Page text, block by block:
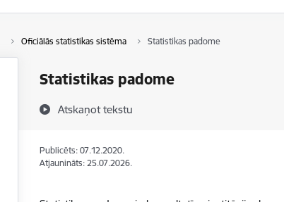
Oficiālās statistikas sistēma Statistikas padome
Statistikas padome
Atskaņot tekstu
Publicēts: 07.12.2020.
Atjaunināts: 25.07.2026.